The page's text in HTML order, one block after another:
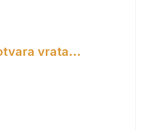
vrata...